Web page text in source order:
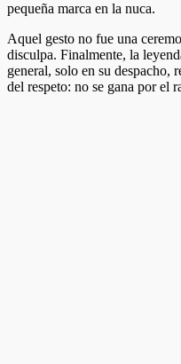
pequeña marca en la nuca.
Aquel gesto no fue una
disculpa. Finalmente, la
general, solo en su despacho,
del respeto: no se gana por el